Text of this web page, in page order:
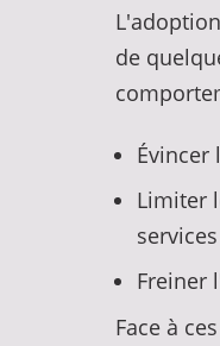
de
Évincer
Limiter
Freiner
Face à